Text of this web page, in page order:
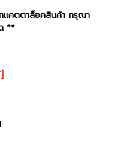
แคตตาล็อคสินค้า กรุณา
**